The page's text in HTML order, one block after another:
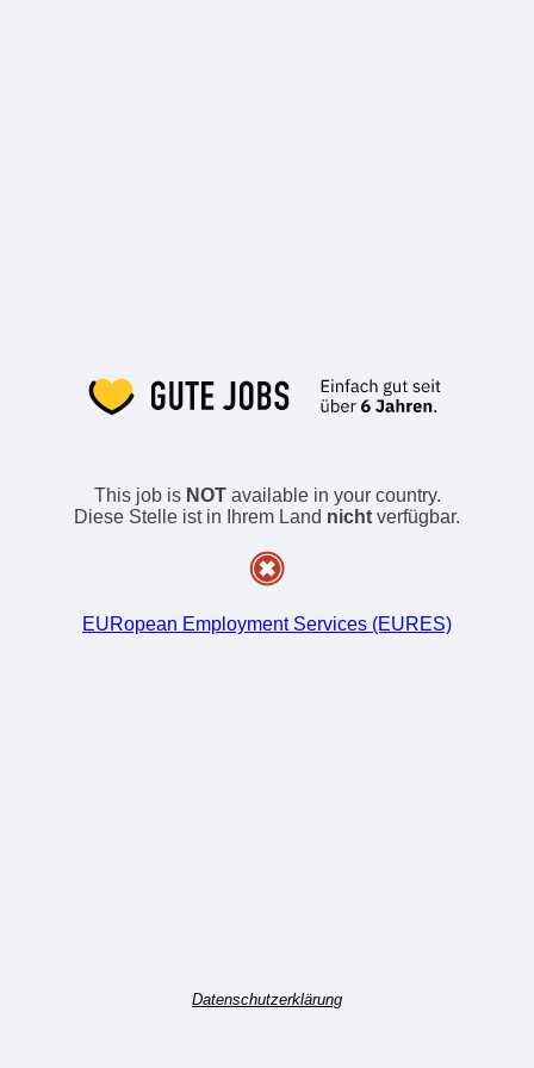
This job is NOTavailable in your country.
Diese Stelle ist in Ihrem Land nicht verfügbar.
EURopean Employment Services (EURES)
Datenschutzerklärung